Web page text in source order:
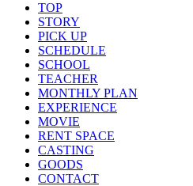
TOP
STORY
PICK UP
SCHEDULE
SCHOOL
TEACHER
MONTHLY PLAN
EXPERIENCE
MOVIE
RENT SPACE
CASTING
GOODS
CONTACT